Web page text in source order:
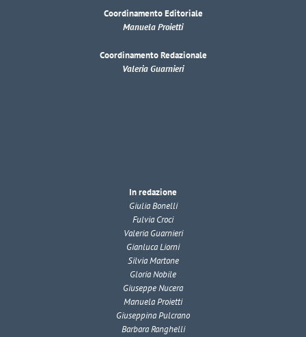
Coordinamento Editoriale
Manuela Proietti
Coordinamento Redazionale
Valeria Guarnieri
In redazione
Giulia Bonelli
Fulvia Croci
Valeria Guarnieri
Gianluca Liorni
Silvia Martone
Gloria Nobile
Giuseppe Nucera
Manuela Proietti
Giuseppina Pulcrano
Barbara Ranghelli